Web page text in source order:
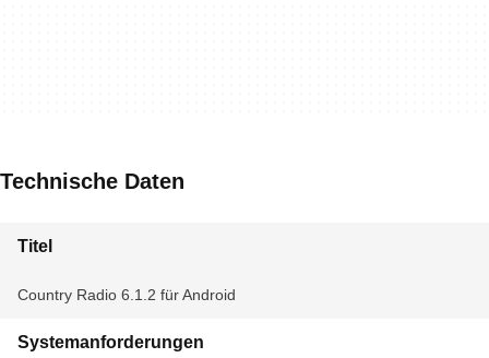
Technische Daten
Titel
Country Radio 6.1.2 für Android
Systemanforderungen